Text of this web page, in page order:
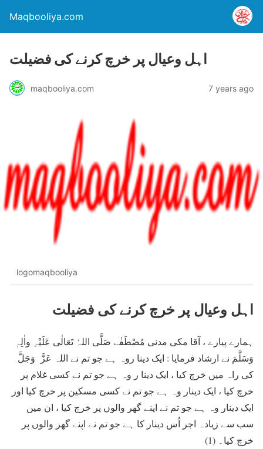
Maqbooliya.com
اہل وعیال پر خرچ کرنے کی فضیلت
maqbooliya.com 7 years ago
logomaqbooliya
اہل وعیال پر خرچ کرنے کی فضیلت
ہمارے پیارے ، آقا مکی مدنی مُصْطَفٰے صَلَّی اللہُ تَعَالٰی عَلَیْہِ واٰلِہٖ
وَسَلَّمَ نے ارشاد فرمایا : ایک دینا روہ ہے جو تم نے اللہ عَزَّ وَجَلَّ
کی راہ میں خرچ کیا ، ایک دینا ر وہ ہے جو تم نے کسی غلام پر
خرچ کیا ، ایک دینار وہ ہے جو تم نے کسی مسکین پر خرچ کیا اور
ایک دینار وہ ہے جو تم نے اپنے گھر والوں پر خرچ کیا ، ان میں
سب سے زیادہ اجر اُس دینار کا ہے جو تم نے اپنے گھر والوں پر
خرچ کیا۔ (1)